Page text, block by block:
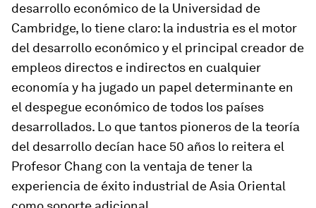
desarrollo económico de la Universidad de
Cambridge, lo tiene claro: la industria es el motor
del desarrollo económico y el principal creador de
empleos directos e indirectos en cualquier
economía y ha jugado un papel determinante en
el despegue económico de todos los países
desarrollados. Lo que tantos pioneros de la teoría
del desarrollo decían hace 50 años lo reitera el
Profesor Chang con la ventaja de tener la
experiencia de éxito industrial de Asia Oriental